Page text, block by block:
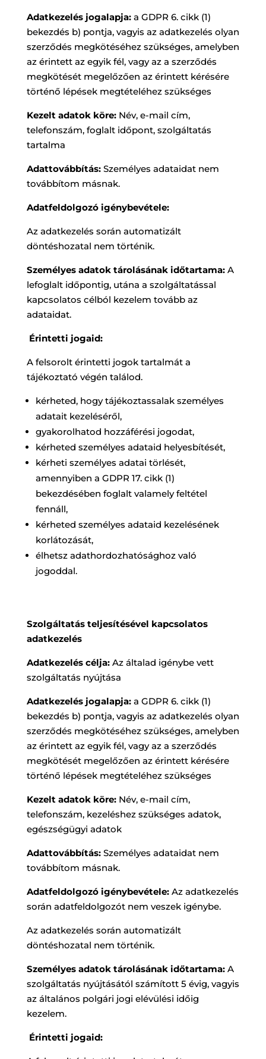
Adatkezelés jogalapja:a GDPR 6. cikk (1)
bekezdés b) pontja, vagyis az adatkezelés olyan
szerződés megkötéséhez szükséges, amelyben
az érintett az egyik fél, vagy az a szerződés
megkötését megelőzően az érintett kérésére
történő lépések megtételéhez szükséges
Kezelt adatok köre:Név, e-mail cím,
telefonszám, foglalt időpont, szolgáltatás
tartalma
Adattovábbítás:Személyes adataidat nem
továbbítom másnak.
Adatfeldolgozó igénybevétele:
Az adatkezelés során automatizált
döntéshozatal nem történik.
Személyes adatok tárolásának időtartama:A
lefoglalt időpontig, utána a szolgáltatással
kapcsolatos célból kezelem tovább az
adataidat.
Érintetti jogaid:
A felsorolt érintetti jogok tartalmát a
tájékoztató végén találod.
kérheted, hogy tájékoztassalak személyes
adatait kezeléséről,
gyakorolhatod hozzáférési jogodat,
kérheted személyes adataid helyesbítését,
kérheti személyes adatai törlését,
amennyiben a GDPR 17. cikk (1)
bekezdésében foglalt valamely feltétel
fennáll,
kérheted személyes adataid kezelésének
korlátozását,
élhetsz adathordozhatósághoz való
jogoddal.
Szolgáltatás teljesítésével kapcsolatos
adatkezelés
Adatkezelés célja: Az általad igénybe vett
szolgáltatás nyújtása
Adatkezelés jogalapja:a GDPR 6. cikk (1)
bekezdés b) pontja, vagyis az adatkezelés olyan
szerződés megkötéséhez szükséges, amelyben
az érintett az egyik fél, vagy az a szerződés
megkötését megelőzően az érintett kérésére
történő lépések megtételéhez szükséges
Kezelt adatok köre:Név, e-mail cím,
telefonszám, kezeléshez szükséges adatok,
egészségügyi adatok
Adattovábbítás:Személyes adataidat nem
továbbítom másnak.
Adatfeldolgozó igénybevétele:Az adatkezelés
során adatfeldolgozót nem veszek igénybe.
Az adatkezelés során automatizált
döntéshozatal nem történik.
Személyes adatok tárolásának időtartama:A
szolgáltatás nyújtásától számított 5 évig, vagyis
az általános polgári jogi elévülési időig
kezelem.
Érintetti jogaid: